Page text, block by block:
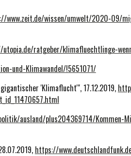
www.zeit.de/wissen/umwelt/2020-09/
ratgeber/klimafluechtlinge-
und-Klimawandel/!5651071/
'Klimaflucht'", 17.12.2019,
ausland/plus204369714/Kommen-
https://